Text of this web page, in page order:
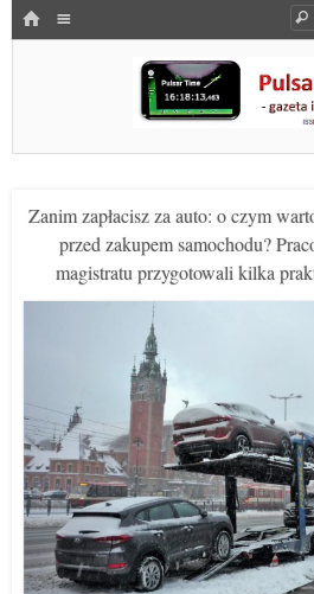
HOME
Pulsarowy.pl
Zanim zapłacisz za auto: o czym
przed zakupem samochodu?
magistratu przygotowali kilka